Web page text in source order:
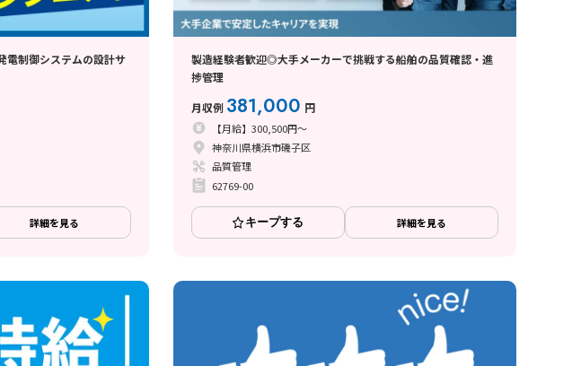
電制御システムの設計サ
詳細を見る
製造経験者歓迎◎大手メーカーで挑戦する船舶の品質確認・進
捗管理
月収例 381,000 円
【月給】300,500円～
神奈川県横浜市磯子区
品質管理
62769-00
キープする 詳細を見る